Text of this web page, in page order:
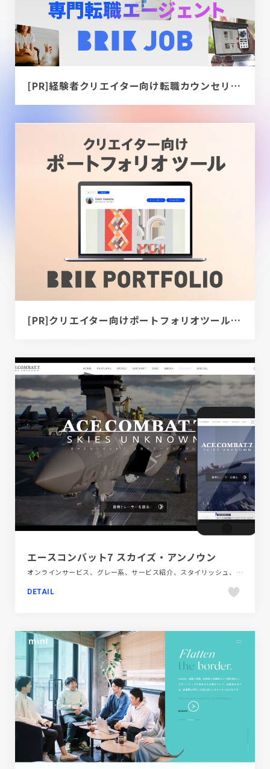
[PR]経験者クリエイター向け転職カウンセリング｜デザイナー / ディレクター / エンジニア
[PR]クリエイター向けポートフォリオツール｜BRIK PORTFOLIO
エースコンバット7 スカイズ・アンノウン
オンラインサービス、グレー系、サービス紹介、スタイリッシュ、テレビ・アニメ・映画・芸能、ブランド・サービスサイト、ホワイト系
DETAIL